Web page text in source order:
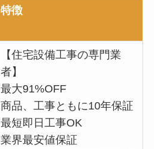
特徴
【住宅設備工事の専門業
者】
最大91%OFF
商品、工事ともに10年保証
最短即日工事OK
業界最安値保証